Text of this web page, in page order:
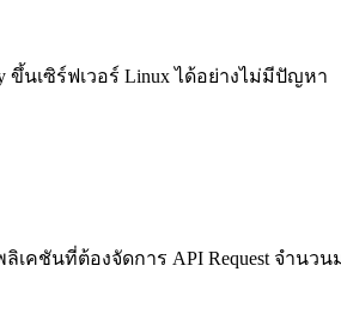
ขึ้นเซิร์ฟเวอร์ Linux ได้อย่างไม่มีปัญหา
เคชันที่ต้องจัดการ API Request จำนว